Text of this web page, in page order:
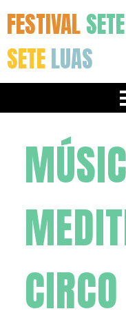
FESTIVALSETE
SETELUAS
CIRCO